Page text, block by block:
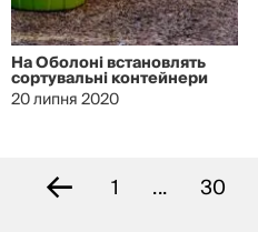
На Оболоні встановлять
сортувальні контейнери
20 липня 2020
← 1 ... 30